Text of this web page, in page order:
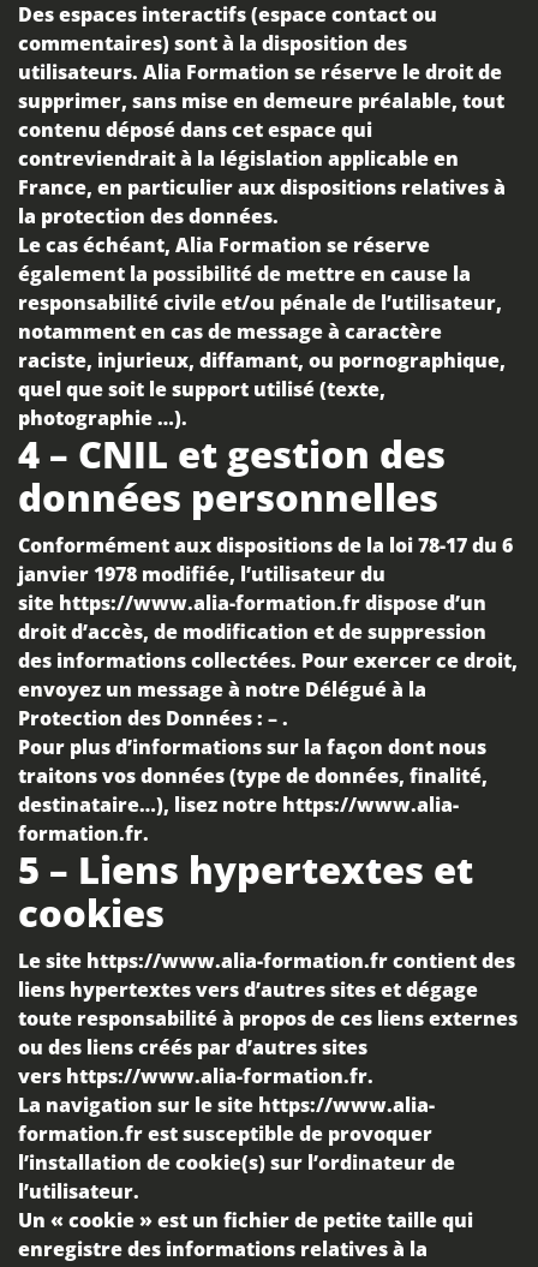
Des espaces interactifs (espace contact ou
commentaires) sont à la disposition des
utilisateurs. Alia Formation se réserve le droit de
supprimer, sans mise en demeure préalable, tout
contenu déposé dans cet espace qui
contreviendrait à la législation applicable en
France, en particulier aux dispositions relatives à
la protection des données.
Le cas échéant, Alia Formation se réserve
également la possibilité de mettre en cause la
responsabilité civile et/ou pénale de l’utilisateur,
notamment en cas de message à caractère
raciste, injurieux, diffamant, ou pornographique,
quel que soit le support utilisé (texte,
photographie …).
4 – CNIL et gestion des
données personnelles
Conformément aux dispositions de la loi 78-17 du 6
janvier 1978 modifiée, l’utilisateur du
site https://www.alia-formation.frdispose d’un
droit d’accès, de modification et de suppression
des informations collectées. Pour exercer ce droit,
envoyez un message à notre Délégué à la
Protection des Données : –.
Pour plus d’informations sur la façon dont nous
traitons vos données (type de données, finalité,
destinataire…), lisez notre https://www.alia-
formation.fr.
5 – Liens hypertextes et
cookies
Le site https://www.alia-formation.frcontient des
liens hypertextes vers d’autres sites et dégage
toute responsabilité à propos de ces liens externes
ou des liens créés par d’autres sites
vers https://www.alia-formation.fr.
La navigation sur le site https://www.alia-
formation.frest susceptible de provoquer
l’installation de cookie(s) sur l’ordinateur de
l’utilisateur.
Un « cookie » est un fichier de petite taille qui
enregistre des informations relatives à la